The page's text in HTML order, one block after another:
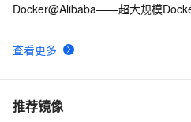
查看更多
Docker@Alibaba——超大规模
推荐镜像